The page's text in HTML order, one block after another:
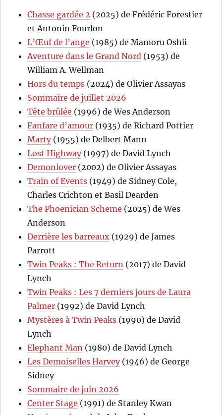
Chasse gardée 2 (2025) de Frédéric Forestier
et Antonin Fourlon
L’Œuf de l’ange (1985) de Mamoru Oshii
Aventure dans le Grand Nord (1953) de
William A. Wellman
Hors du temps (2024) de Olivier Assayas
Sommaire de juillet 2026
Tête brûlée (1996) de Wes Anderson
Fanfare d’amour (1935) de Richard Pottier
Marty(1955) de Delbert Mann
Lost Highway(1997) de David Lynch
Demonlover (2002) de Olivier Assayas
Train of Events (1949) de Sidney Cole,
Charles Crichton et Basil Dearden
The Phoenician Scheme (2025) de Wes
Anderson
Derrière les barreaux (1929) de James
Parrott
Twin Peaks : The Return (2017) de David
Lynch
Twin Peaks : Les 7 derniers jours de Laura
Palmer (1992) de David Lynch
Mystères à Twin Peaks (1990) de David
Lynch
Elephant Man (1980) de David Lynch
Les Demoiselles Harvey(1946) de George
Sidney
Sommaire de juin 2026
Center Stage (1991) de Stanley Kwan